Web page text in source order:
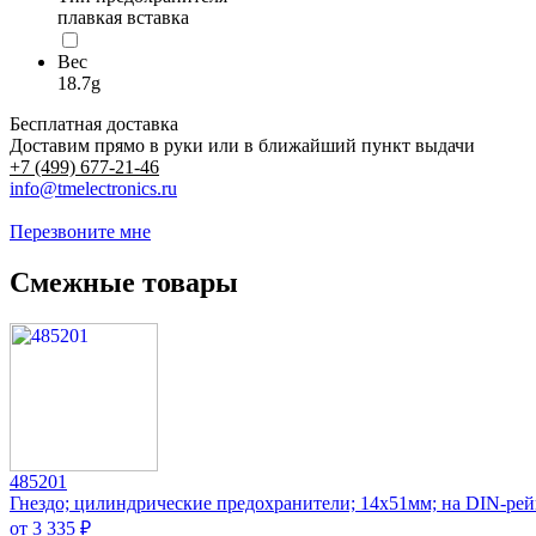
плавкая вставка
Вес
18.7g
Бесплатная доставка
Доставим прямо в руки или в ближайший пункт выдачи
+7 (499) 677-21-46
info@tmelectronics.ru
Перезвоните мне
Смежные товары
485201
Гнездо; цилиндрические предохранители; 14x51мм; на DIN-
от 3 335 ₽